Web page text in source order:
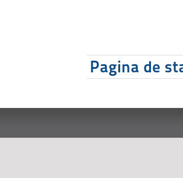
Pagina de